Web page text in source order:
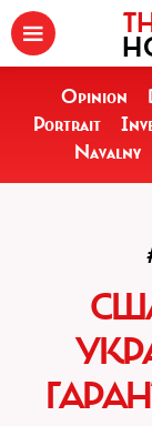
Opinion
Portrait
Navalny